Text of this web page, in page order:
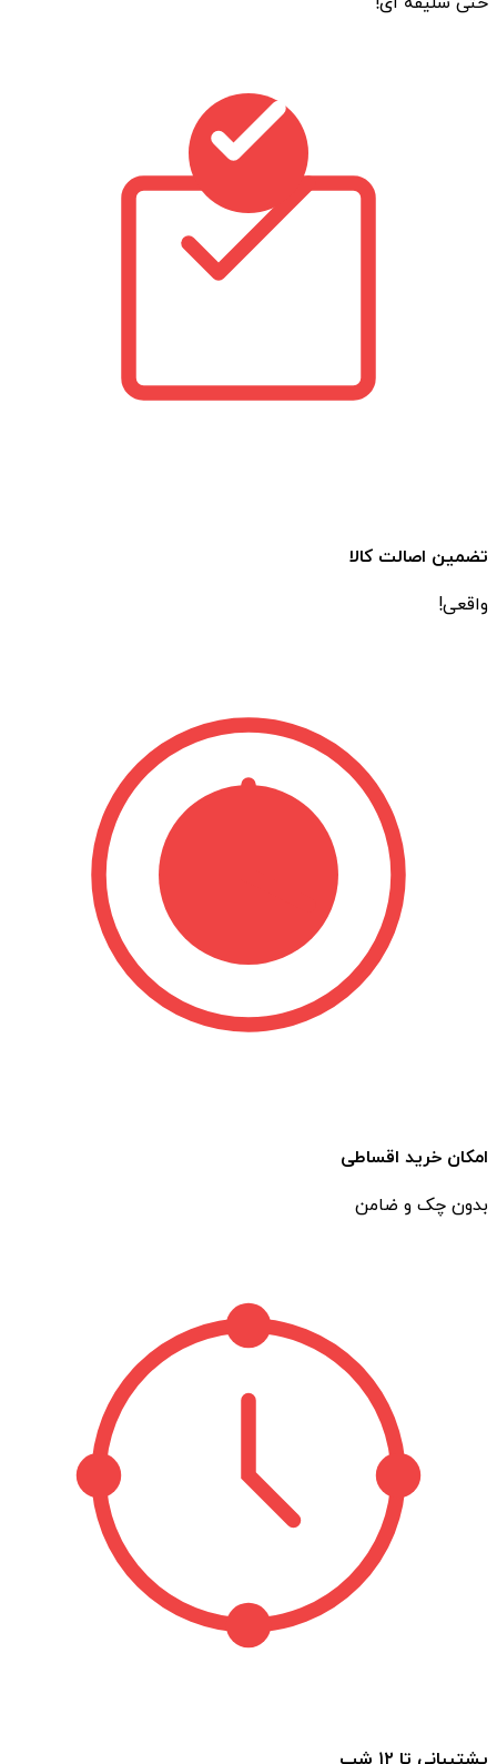
که کولرهای گازی با امکانات پیشرفته‌تر و قدرت سرمایش
بالاتر در بازه قیمتی بالاتری قرار می‌گیرند.
مقایسه مشخصات فنی مدل‌های مختلف پیش از خرید،
بهترین راه برای انتخابی هوشمندانه و متناسب با بودجه و
تضمین اصالت کالا
واقعی!
امکان خرید اقساطی
بدون چک و ضامن